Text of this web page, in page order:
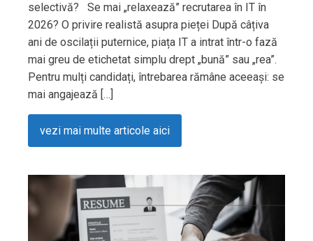
selectivă? Se mai „relaxează” recrutarea în IT în
2026? O privire realistă asupra pieței După câțiva
ani de oscilații puternice, piața IT a intrat într-o fază
mai greu de etichetat simplu drept „bună” sau „rea”.
Pentru mulți candidați, întrebarea rămâne aceeași: se
mai angajează […]
vezi mai multe articole aici